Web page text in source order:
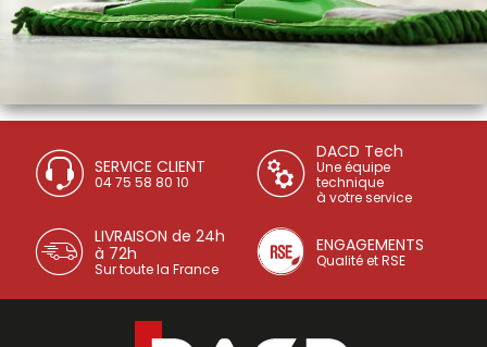
SERVICE CLIENT
04 75 58 80 10
DACD Tech
Une équipe
technique
à votre service
LIVRAISON de 24h
à 72h
Sur toute la France
ENGAGEMENTS
Qualité et RSE